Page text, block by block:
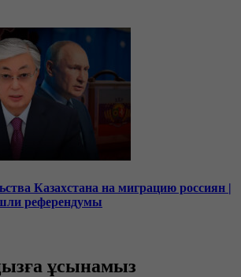
Казахстана на миграцию россиян |
референдумы
ұсынамыз